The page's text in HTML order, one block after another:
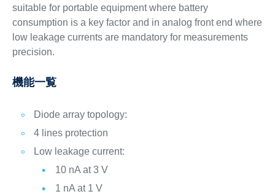
suitable for portable equipment where battery
consumption is a key factor and in analog front end where
low leakage currents are mandatory for measurements
precision.
機能一覧
Diode array topology:
4 lines protection
Low leakage current:
10 nA at 3 V
1 nA at 1 V